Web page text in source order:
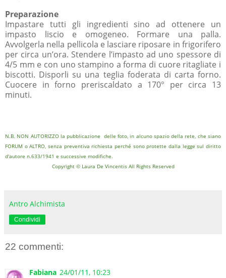
Preparazione
Impastare tutti gli ingredienti sino ad ottenere un
impasto liscio e omogeneo. Formare una palla.
Avvolgerla nella pellicola e lasciare riposare in frigorifero
per circa un’ora. Stendere l’impasto ad uno spessore di
4/5 mm e con uno stampino a forma di cuore ritagliate i
biscotti. Disporli su una teglia foderata di carta forno.
Cuocere in forno preriscaldato a 170° per circa 13
minuti.
N.B. NON AUTORIZZO la pubblicazione delle foto, in alcuno spazio della rete, che siano
FORUM o ALTRO, senza preventiva richiesta perché sono protette dalla legge sul diritto
d'autore n.633/1941 e successive modifiche.
Copyright © Laura De Vincentis All Rights Reserved
Antro Alchimista
Condividi
22 commenti:
Fabiana 24/01/11, 10:23